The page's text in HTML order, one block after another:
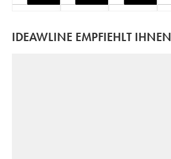
IDEAWLINE EMPFIEHLT IHNEN